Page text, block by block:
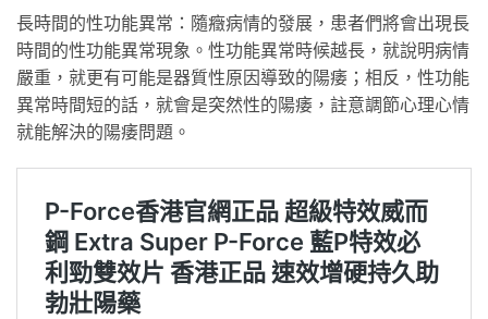
長時間的性功能異常：隨癥病情的發展，患者們將會出現長
時間的性功能異常現象。性功能異常時候越長，就說明病情
嚴重，就更有可能是器質性原因導致的陽痿；相反，性功能
異常時間短的話，就會是突然性的陽痿，註意調節心理心情
就能解決的陽痿問題。